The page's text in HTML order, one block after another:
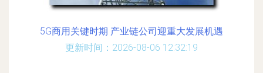
5G商用关键时期 产业链公司迎重大发展机遇
更新时间：2026-08-06 12:32:19